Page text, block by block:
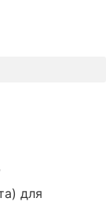
для